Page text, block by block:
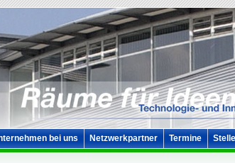
bei uns Netzwerkpartner Termine